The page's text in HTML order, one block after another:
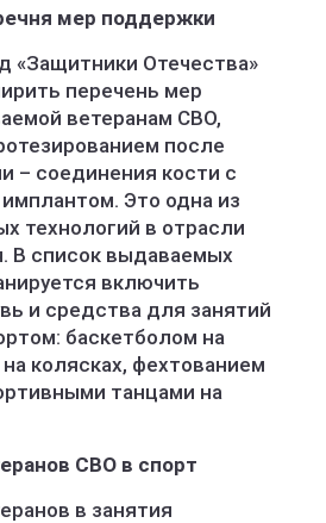
мер поддержки
«Защитники Отечества»
перечень мер
ветеранам СВО,
после
– соединения кости с
Это одна из
технологий в отрасли
В список выдаваемых
включить
и средства для занятий
баскетболом на
колясках, фехтованием
танцами на
СВО в спорт
в занятия